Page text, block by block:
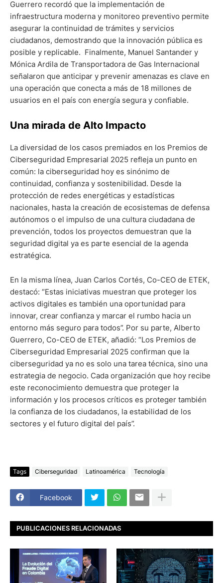
Guerrero recordó que la implementación de
infraestructura moderna y monitoreo preventivo permite
asegurar la continuidad de trámites y servicios
ciudadanos, demostrando que la innovación pública es
posible y replicable. Finalmente, Manuel Santander y
Mónica Ardila de Transportadora de Gas Internacional
señalaron que anticipar y prevenir amenazas es clave en
una operación que conecta a más de 18 millones de
usuarios en el país con energía segura y confiable.
Una mirada de Alto Impacto
La diversidad de los casos premiados en los Premios de
Ciberseguridad Empresarial 2025 refleja un punto en
común: la ciberseguridad hoy es sinónimo de
continuidad, confianza y sostenibilidad. Desde la
protección de redes energéticas y estadísticas
nacionales, hasta la creación de ecosistemas de defensa
autónomos o el impulso de una cultura ciudadana de
prevención, todos los proyectos demuestran que la
seguridad digital ya es parte esencial de la agenda
estratégica.
En la misma línea, Juan Carlos Cortés, Co-CEO de ETEK,
destacó: “Estas iniciativas muestran que proteger los
activos digitales es también una oportunidad para
innovar, crear confianza y marcar el rumbo hacia un
entorno más seguro para todos”. Por su parte, Alberto
Guerrero, Co-CEO de ETEK, añadió: “Los Premios de
Ciberseguridad Empresarial 2025 confirman que la
ciberseguridad ya no es solo una tarea técnica, sino una
estrategia de negocio. Cada organización que hoy recibe
este reconocimiento demuestra que proteger la
información y los procesos críticos es proteger también
la confianza de los ciudadanos, la estabilidad de los
sectores y el futuro digital del país”.
Tags Ciberseguridad Latinoamérica Tecnología
Facebook
PUBLICACIONES RELACIONADAS